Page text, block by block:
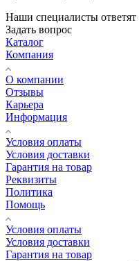
Наши специалисты
Задать вопрос
Каталог
Компания
О компании
Отзывы
Карьера
Информация
Условия оплаты
Условия доставки
Гарантия на товар
Реквизиты
Политика
Помощь
Условия оплаты
Условия доставки
Гарантия на товар